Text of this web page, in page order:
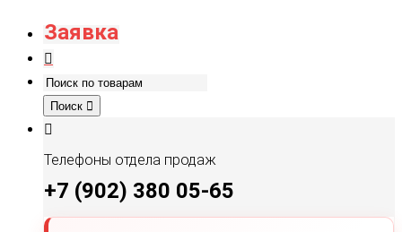
Заявка
Поиск
Телефоны отдела продаж
+7 (902) 380 05-65